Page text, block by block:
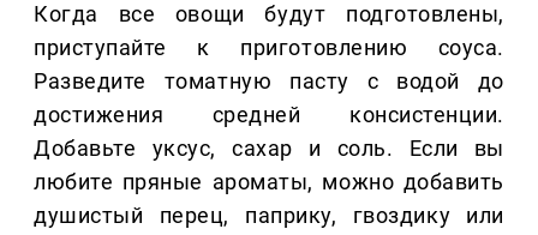
Когда все овощи будут подготовлены,
приступайте к приготовлению соуса.
Разведите томатную пасту с водой до
достижения средней консистенции.
Добавьте уксус, сахар и соль. Если вы
любите пряные ароматы, можно добавить
душистый перец, паприку, гвоздику или